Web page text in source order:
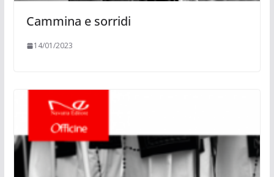
Cammina e sorridi
14/01/2023